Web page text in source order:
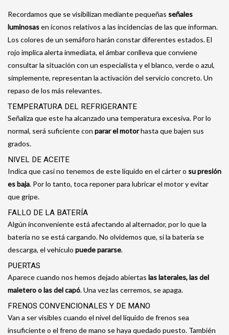
Recordamos que se visibilizan mediante pequeñas señales
luminosasen iconos relativos a las incidencias de las que informan.
Los colores de un semáforo harán constar diferentes estados. El
rojo implica alerta inmediata, el ámbar conlleva que conviene
consultar la situación con un especialista y el blanco, verde o azul,
simplemente, representan la activación del servicio concreto. Un
repaso de los más relevantes.
TEMPERATURA DEL REFRIGERANTE
Señaliza que este ha alcanzado una temperatura excesiva. Por lo
normal, será suficiente con parar el motorhasta que bajen sus
grados.
NIVEL DE ACEITE
Indica que casi no tenemos de este líquido en el cárter o su presión
es baja. Por lo tanto, toca reponer para lubricar el motor y evitar
que gripe.
FALLO DE LA BATERÍA
Algún inconveniente está afectando al alternador, por lo que la
batería no se está cargando. No olvidemos que, si la batería se
descarga, el vehículo puede pararse.
PUERTAS
Aparece cuando nos hemos dejado abiertas las laterales, las del
maletero o las del capó. Una vez las cerremos, se apaga.
FRENOS CONVENCIONALES Y DE MANO
Van a ser visibles cuando el nivel del líquido de frenos sea
insuficiente o el freno de mano se haya quedado puesto. También